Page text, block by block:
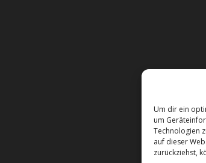
Um dir ein
um
Technologien
auf dieser
zurückziehst,